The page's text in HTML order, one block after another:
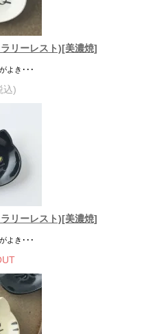
リーレスト)[美濃焼]
よき･･･
込)
リーレスト)[美濃焼]
よき･･･